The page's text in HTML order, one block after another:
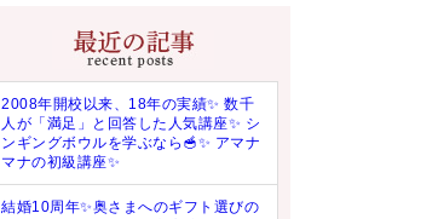
2008年開校以来、18年の実績✨ 数千
人が「満足」と回答した人気講座✨ シ
ンギングボウルを学ぶなら🥣✨ アマナ
マナの初級講座✨
結婚10周年✨奥さまへのギフト選びの